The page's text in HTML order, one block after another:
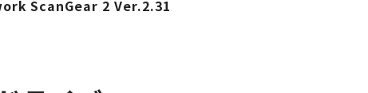
ScanGear 2 Ver.2.31